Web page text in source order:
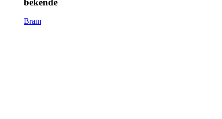
bekende
Bram